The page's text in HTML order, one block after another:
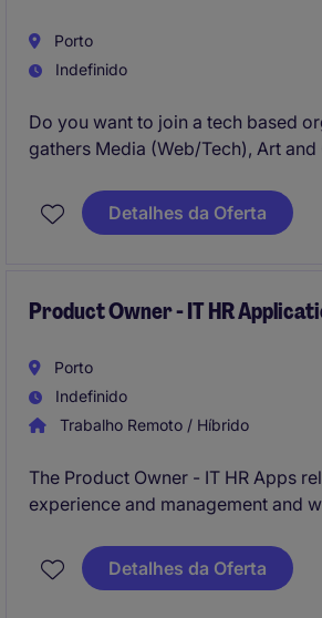
Porto
Indefinido
Do you want to join a tech based
gathers Media (Web/Tech), Art and
role.
Art, Culture and Media industry.
familiarity with web, data and
technologies.
Detalhes da Oferta
Product Owner - IT HR
Porto
Indefinido
Trabalho Remoto / Híbrido
The Product Owner - IT HR Apps
experience and management and
requirements and business needs.
active collaboration between
Detalhes da Oferta